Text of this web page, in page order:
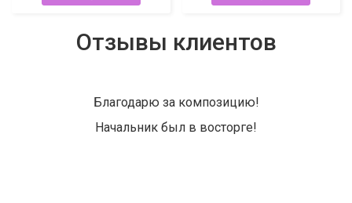
Отзывы клиентов
Благодарю за композицию!
Начальник был в восторге!